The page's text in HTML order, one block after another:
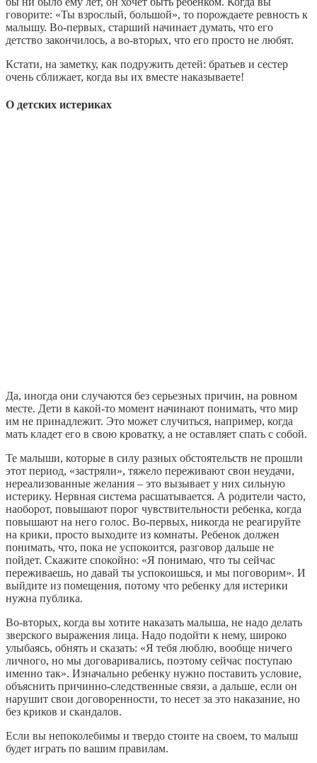
говорите: «Ты взрослый, большой», то порождаете ревность к
малышу. Во-первых, старший начинает думать, что его
детство закончилось, а во-вторых, что его просто не любят.
Кстати, на заметку, как подружить детей: братьев и сестер
очень сближает, когда вы их вместе наказываете!
О детских истериках
Да, иногда они случаются без серьезных причин, на ровном
месте. Дети в какой-то момент начинают понимать, что мир
им не принадлежит. Это может случиться, например, когда
мать кладет его в свою кроватку, а не оставляет спать с собой.
Те малыши, которые в силу разных обстоятельств не прошли
этот период, «застряли», тяжело переживают свои неудачи,
нереализованные желания – это вызывает у них сильную
истерику. Нервная система расшатывается. А родители часто,
наоборот, повышают порог чувствительности ребенка, когда
повышают на него голос. Во-первых, никогда не реагируйте
на крики, просто выходите из комнаты. Ребенок должен
понимать, что, пока не успокоится, разговор дальше не
пойдет. Скажите спокойно: «Я понимаю, что ты сейчас
переживаешь, но давай ты успокоишься, и мы поговорим». И
выйдите из помещения, потому что ребенку для истерики
нужна публика.
Во-вторых, когда вы хотите наказать малыша, не надо делать
зверского выражения лица. Надо подойти к нему, широко
улыбаясь, обнять и сказать: «Я тебя люблю, вообще ничего
личного, но мы договаривались, поэтому сейчас поступаю
именно так». Изначально ребенку нужно поставить условие,
объяснить причинно-следственные связи, а дальше, если он
нарушит свои договоренности, то несет за это наказание, но
без криков и скандалов.
Если вы непоколебимы и твердо стоите на своем, то малыш
будет играть по вашим правилам.